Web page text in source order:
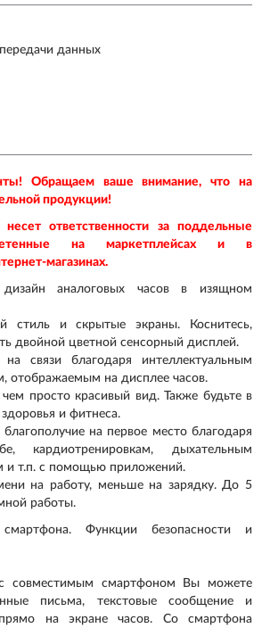
данных
Обращаем ваше внимание, что на
продукции!
несет ответственности за поддельные
на маркетплейсах и в
магазинах.
аналоговых часов в изящном
стиль и скрытые экраны. Коснитесь,
двойной цветной сенсорный дисплей.
на связи благодаря интеллектуальным
отображаемым на дисплее часов.
просто красивый вид. Также будьте в
здоровья и фитнеса.
благополучие на первое место благодаря
кардиотренировкам, дыхательным
и т.п. с помощью приложений.
на работу, меньше на зарядку. До 5
работы.
Функции безопасности и
совместимым смартфоном Вы можете
письма, текстовые сообщение и
на экране часов. Со смартфона